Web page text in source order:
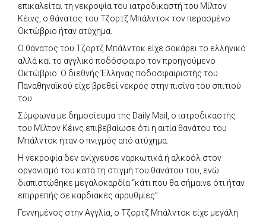
επικαλείται τη νεκροψία του ιατροδικαστή του Μίλτον
Κέινς, ο θάνατος του Τζορτζ Μπάλντοκ τον περασμένο
Οκτώβριο ήταν ατύχημα.
Ο θάνατος του Τζορτζ Μπάλντοκ είχε σοκάρει το ελληνικό
αλλά και το αγγλικό ποδόσφαιρο τον προηγούμενο
Οκτώβριο. Ο διεθνής Έλληνας ποδοσφαιριστής του
Παναθηναϊκού είχε βρεθεί νεκρός στην πισίνα του σπιτιού
του.
Σύμφωνα με δημοσίευμα της Daily Mail, o ιατροδικαστής
του Μίλτον Κέινς επιβεβαίωσε ότι η αιτία θανάτου του
Μπάλντοκ ήταν ο πνιγμός από ατύχημα.
Η νεκροψία δεν ανίχνευσε ναρκωτικά ή αλκοόλ στον
οργανισμό του κατά τη στιγμή του θανάτου του, ενώ
διαπιστώθηκε μεγαλοκαρδία “κάτι που θα σήμαινε ότι ήταν
επιρρεπής σε καρδιακές αρρυθμίες”.
Γεννημένος στην Αγγλία, ο Τζορτζ Μπάλντοκ είχε μεγάλη